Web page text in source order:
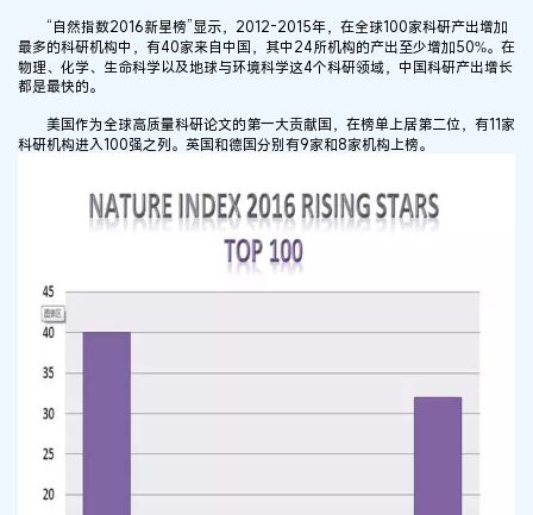
“自然指数2016新星榜”显示，2012-2015年，在全球100家科研产出增加
最多的科研机构中，有40家来自中国，其中24所机构的产出至少增加50%。在
物理、化学、生命科学以及地球与环境科学这4个科研领域，中国科研产出增长
都是最快的。
美国作为全球高质量科研论文的第一大贡献国，在榜单上居第二位，有11家
科研机构进入100强之列。英国和德国分别有9家和8家机构上榜。